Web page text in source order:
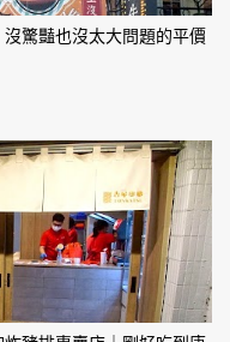
驚豔也沒太大問題的平價